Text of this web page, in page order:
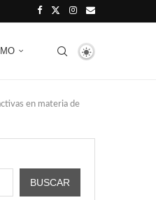
en materia de
BUSCAR